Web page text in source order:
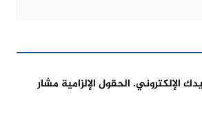
الإلكتروني. الحقول الإلزامية مشار